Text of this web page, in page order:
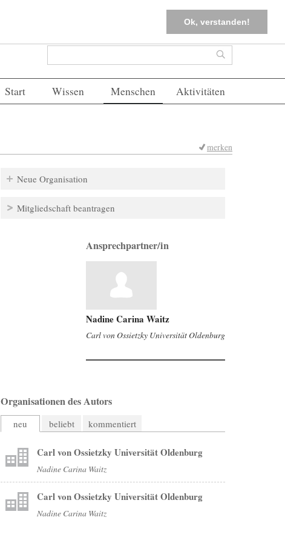
Ok, verstanden!
FAQs Einloggen
Suchformular Suche
Start Wissen Menschen Aktivitäten
merken
Neue Organisation
Mitgliedschaft beantragen
Ansprechpartner/in
Nadine Carina Waitz
Carl von Ossietzky Universität Oldenburg
Organisationen des Autors
neu beliebt kommentiert
Carl von Ossietzky Universität Oldenburg
Nadine Carina Waitz
Carl von Ossietzky Universität Oldenburg
Nadine Carina Waitz